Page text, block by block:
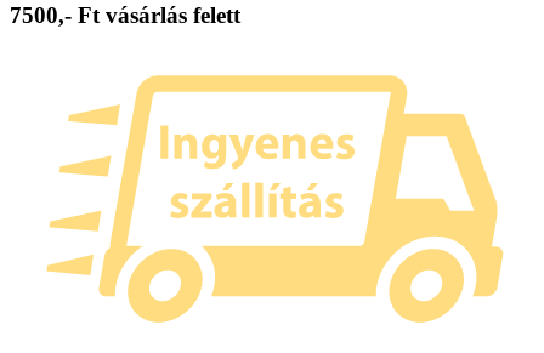
7500,- Ft vásárlás felett